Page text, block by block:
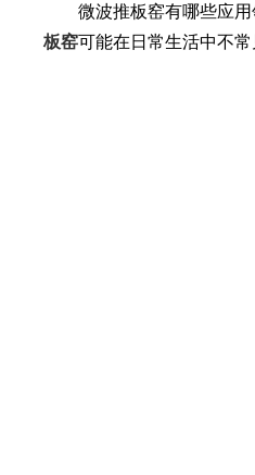
微波推板窑有哪些应用领
板窑可能在日常生活中不